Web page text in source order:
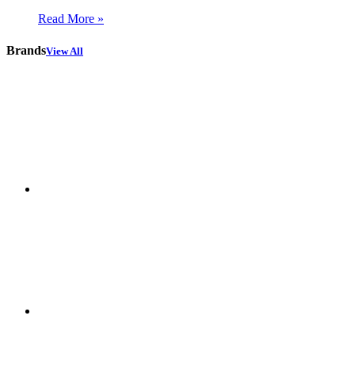
Read More »
BrandsView All